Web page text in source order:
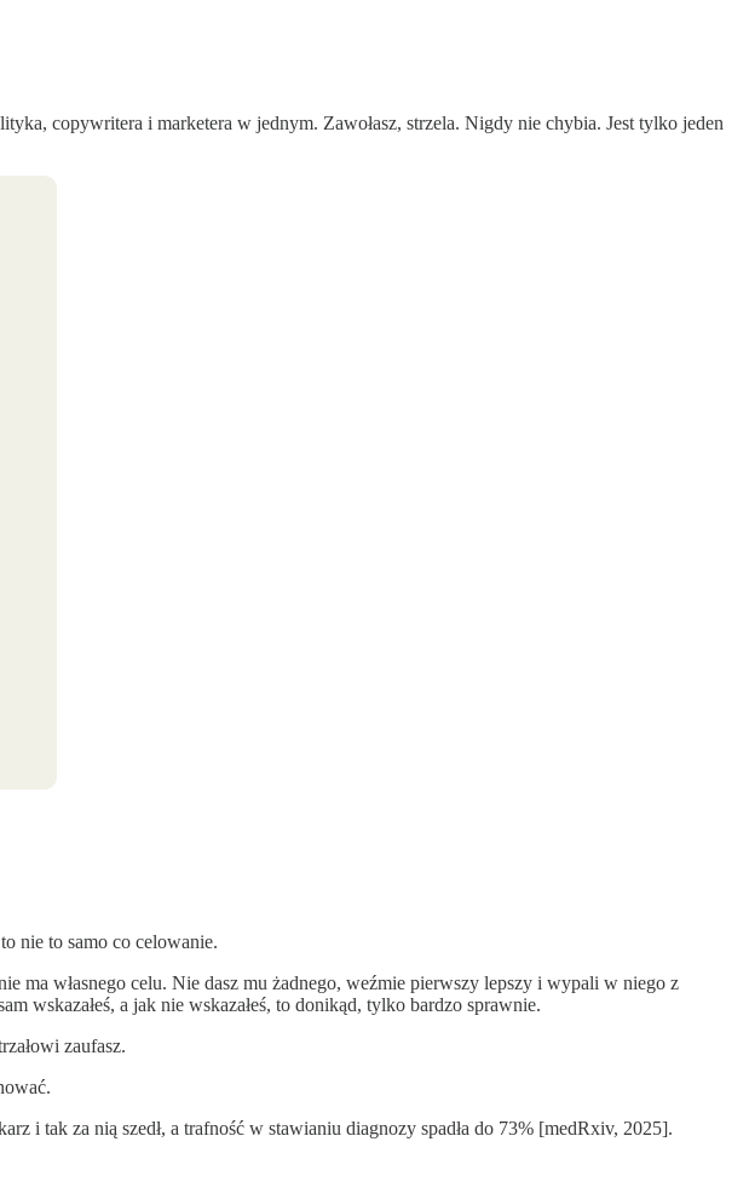
copywritera i marketera w jednym. Zawołasz, strzela. Nigdy nie chybia. Jest tylko jeden
nie to samo co celowanie.
ma własnego celu. Nie dasz mu żadnego, weźmie pierwszy lepszy i wypali w niego z
wskazałeś, a jak nie wskazałeś, to donikąd, tylko bardzo sprawnie.
zaufasz.
i tak za nią szedł, a trafność w stawianiu diagnozy spadła do 73% [medRxiv, 2025].